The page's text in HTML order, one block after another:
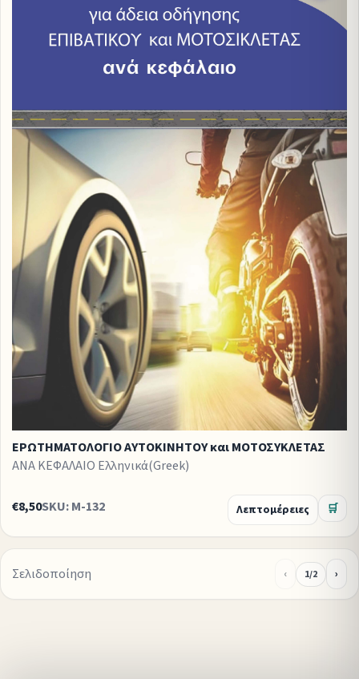
ΕΡΩΤΗΜΑΤΟΛΟΓΙΟ ΑΥΤΟΚΙΝΗΤΟΥ και ΜΟΤΟΣΥΚΛΕΤΑΣ
ΑΝΑ ΚΕΦΑΛΑΙΟ Ελληνικά(Greek)
€8,50SKU: M-132 Λεπτομέρειες 🛒
Σελιδοποίηση ‹ 1/2 ›